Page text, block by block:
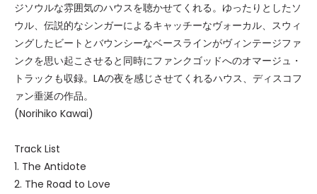
ジソウルな雰囲気のハウスを聴かせてくれる。ゆったりとしたソ
ウル、伝説的なシンガーによるキャッチーなヴォーカル、スウィ
ングしたビートとバウンシーなベースラインがヴィンテージファ
ンクを思い起こさせると同時にファンクゴッドへのオマージュ・
トラックも収録。LAの夜を感じさせてくれるハウス、ディスコフ
ァン垂涎の作品。
(Norihiko Kawai)
Track List
1. The Antidote
2. The Road to Love